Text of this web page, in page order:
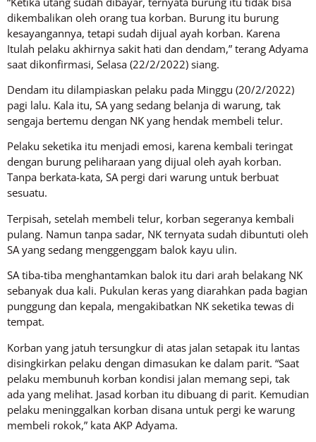
dikembalikan oleh orang tua korban. Burung itu burung
kesayangannya, tetapi sudah dijual ayah korban. Karena
Itulah pelaku akhirnya sakit hati dan dendam,” terang Adyama
saat dikonfirmasi, Selasa (22/2/2022) siang.
Dendam itu dilampiaskan pelaku pada Minggu (20/2/2022)
pagi lalu. Kala itu, SA yang sedang belanja di warung, tak
sengaja bertemu dengan NK yang hendak membeli telur.
Pelaku seketika itu menjadi emosi, karena kembali teringat
dengan burung peliharaan yang dijual oleh ayah korban.
Tanpa berkata-kata, SA pergi dari warung untuk berbuat
sesuatu.
Terpisah, setelah membeli telur, korban segeranya kembali
pulang. Namun tanpa sadar, NK ternyata sudah dibuntuti oleh
SA yang sedang menggenggam balok kayu ulin.
SA tiba-tiba menghantamkan balok itu dari arah belakang NK
sebanyak dua kali. Pukulan keras yang diarahkan pada bagian
punggung dan kepala, mengakibatkan NK seketika tewas di
tempat.
Korban yang jatuh tersungkur di atas jalan setapak itu lantas
disingkirkan pelaku dengan dimasukan ke dalam parit. “Saat
pelaku membunuh korban kondisi jalan memang sepi, tak
ada yang melihat. Jasad korban itu dibuang di parit. Kemudian
pelaku meninggalkan korban disana untuk pergi ke warung
membeli rokok,” kata AKP Adyama.